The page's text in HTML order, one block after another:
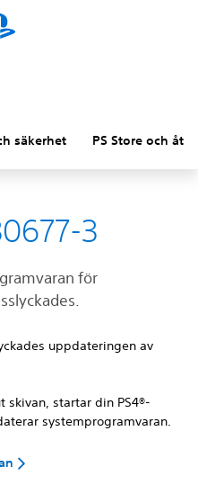
säkerhet PS Store och
3
för
uppdateringen av
skivan, startar din PS4®-
systemprogramvaran.